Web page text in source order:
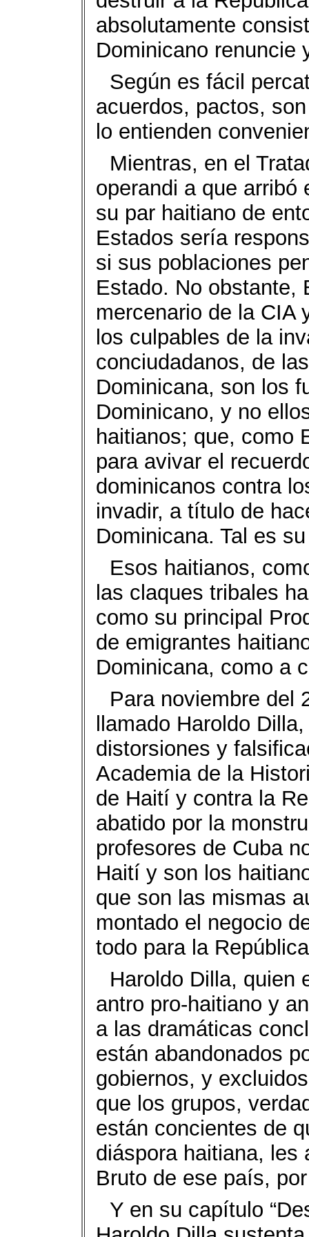
absolutamente
Dominicano renuncie
Según es fácil
acuerdos, pactos,
lo entienden
Mientras, en el
operandi a que arribó
su par haitiano de
Estados sería
si sus poblaciones
Estado. No obstante,
mercenario de la CIA
los culpables de la
conciudadanos, de
Dominicana, son los
Dominicano, y no
haitianos; que, como
para avivar el
dominicanos contra
invadir, a título de
Dominicana. Tal es su
Esos haitianos,
las claques tribales
como su principal
de emigrantes
Dominicana, como a
Para noviembre del
llamado Haroldo
distorsiones y
Academia de la
de Haití y contra la
abatido por la
profesores de Cuba
Haití y son los
que son las mismas
montado el negocio
todo para la
Haroldo Dilla, quien
antro pro-haitiano y
a las dramáticas
están abandonados
gobiernos, y
que los grupos,
están concientes de
diáspora haitiana, les
Bruto de ese país,
Y en su capítulo